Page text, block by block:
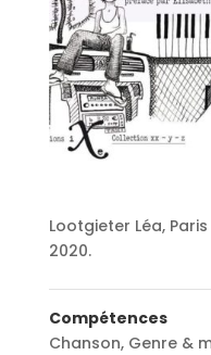
Lootgieter Léa, Paris
2020.
Compétences
Chanson, Genre &